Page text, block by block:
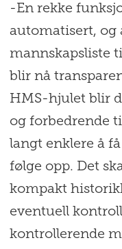
-En rekke
automatisert, og
mannskapsliste
blir nå
HMS-hjulet blir
og forbedrende
langt enklere å
følge opp. Det
kompakt
eventuell
kontrollerende